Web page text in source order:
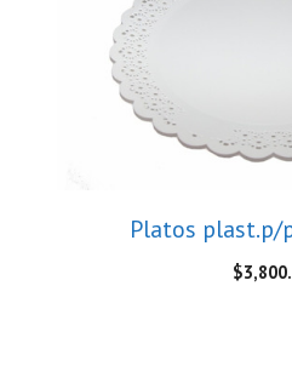
Platos plast.p/
$